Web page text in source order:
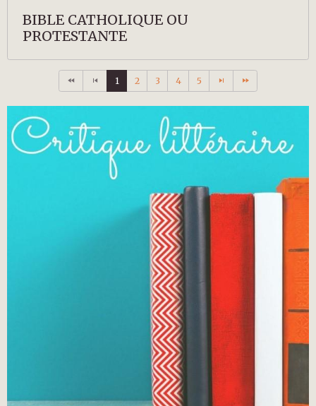
BIBLE CATHOLIQUE OU
PROTESTANTE
1 2 3 4 5